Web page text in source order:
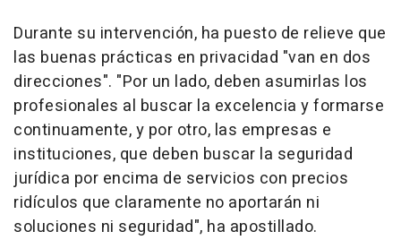
Durante su intervención, ha puesto de relieve que
las buenas prácticas en privacidad "van en dos
direcciones". "Por un lado, deben asumirlas los
profesionales al buscar la excelencia y formarse
continuamente, y por otro, las empresas e
instituciones, que deben buscar la seguridad
jurídica por encima de servicios con precios
ridículos que claramente no aportarán ni
soluciones ni seguridad", ha apostillado.